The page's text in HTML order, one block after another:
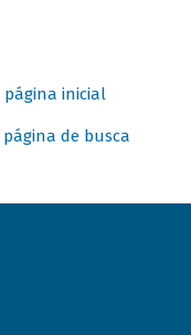
página inicial
página de busca